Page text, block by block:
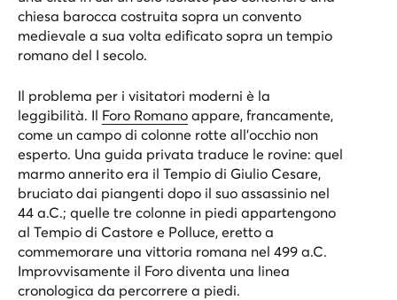
chiesa barocca costruita sopra un convento
medievale a sua volta edificato sopra un tempio
romano del I secolo.
Il problema per i visitatori moderni è la
leggibilità. Il Foro Romano appare, francamente,
come un campo di colonne rotte all’occhio non
esperto. Una guida privata traduce le rovine: quel
marmo annerito era il Tempio di Giulio Cesare,
bruciato dai piangenti dopo il suo assassinio nel
44 a.C.; quelle tre colonne in piedi appartengono
al Tempio di Castore e Polluce, eretto a
commemorare una vittoria romana nel 499 a.C.
Improvvisamente il Foro diventa una linea
cronologica da percorrere a piedi.